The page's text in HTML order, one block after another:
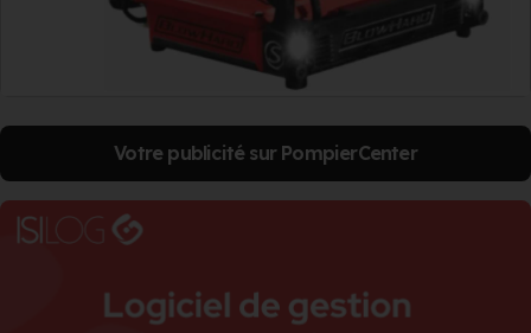
Votre publicité sur PompierCenter